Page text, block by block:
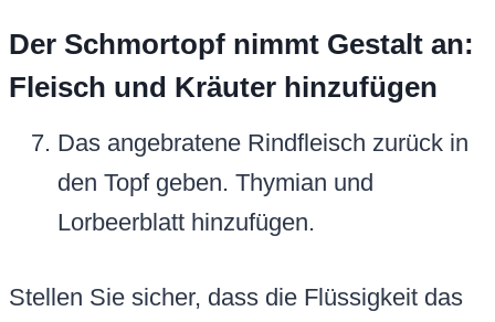
Der Schmortopf nimmt Gestalt an:
Fleisch und Kräuter hinzufügen
Das angebratene Rindfleisch zurück in
den Topf geben. Thymian und
Lorbeerblatt hinzufügen.
Stellen Sie sicher, dass die Flüssigkeit das